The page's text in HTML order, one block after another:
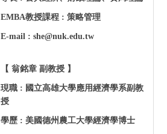
EMBA教授課程 : 策略管理
E-mail : she@nuk.edu.tw
【 翁銘章 副教授 】
現職 : 國立高雄大學應用經濟學系副教
授
學歷 : 美國德州農工大學經濟學博士